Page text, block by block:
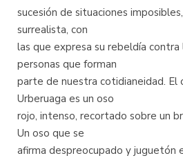
sucesión de situaciones
surrealista, con
las que expresa su rebeldía
personas que forman
parte de nuestra cotidianeidad. El
Urberuaga es un oso
rojo, intenso, recortado sobre un
Un oso que se
afirma despreocupado y juguetón